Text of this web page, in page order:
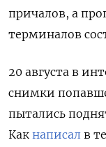
причалов, а
терминалов
20 августа в
снимки
пытались
Как написал в